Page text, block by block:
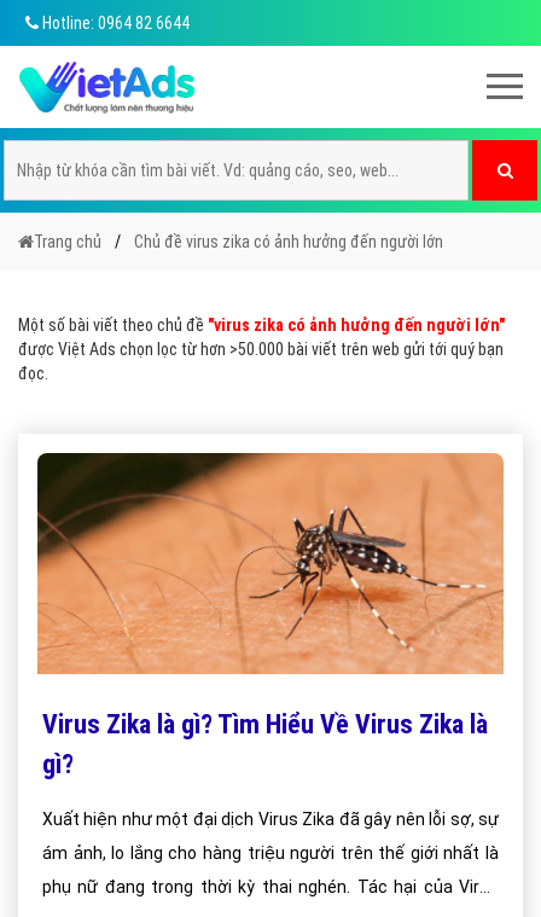
Hotline: 0964 82 6644
Trang chủ Chủ đề virus zika có ảnh hưởng đến người lớn
Một số bài viết theo chủ đề "virus zika có ảnh hưởng đến người lớn"
được Việt Ads chọn lọc từ hơn >50.000 bài viết trên web gửi tới quý bạn
đọc.
Virus Zika là gì? Tìm Hiểu Về Virus Zika là
gì?
Xuất hiện như một đại dịch Virus Zika đã gây nên lỗi sợ, sự
ám ảnh, lo lắng cho hàng triệu người trên thế giới nhất là
phụ nữ đang trong thời kỳ thai nghén. Tác hại của Virus